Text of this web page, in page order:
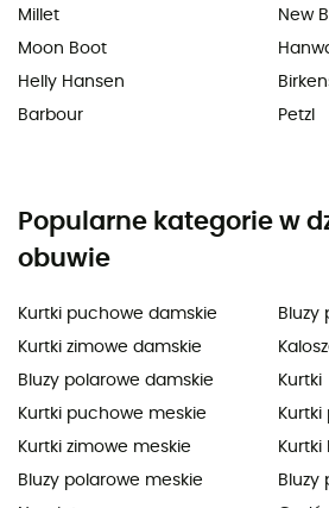
Millet
Moon Boot
Helly Hansen
Barbour
New
Petzl
Popularne kategorie w
obuwie
Kurtki puchowe damskie
Kurtki zimowe damskie
Bluzy polarowe damskie
Kurtki puchowe meskie
Kurtki zimowe meskie
Bluzy polarowe meskie
Bluzy
Kurtki
Kurtki
Bluzy